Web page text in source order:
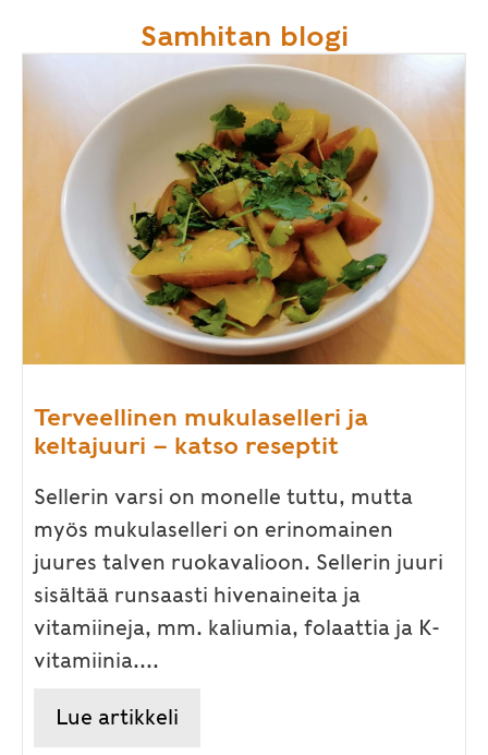
Samhitan blogi
Terveellinen mukulaselleri ja
keltajuuri – katso reseptit
Sellerin varsi on monelle tuttu, mutta
myös mukulaselleri on erinomainen
juures talven ruokavalioon. Sellerin juuri
sisältää runsaasti hivenaineita ja
vitamiineja, mm. kaliumia, folaattia ja K-
vitamiinia....
Lue artikkeli